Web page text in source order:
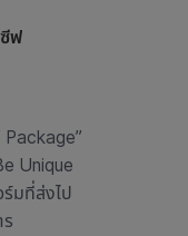
ฟ
Unique
มที่ส่งไป